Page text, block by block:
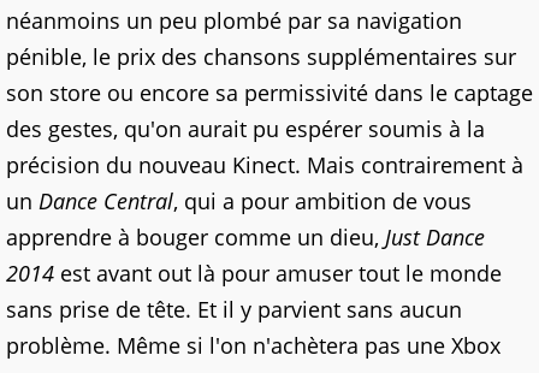
néanmoins un peu plombé par sa navigation
pénible, le prix des chansons supplémentaires sur
son store ou encore sa permissivité dans le captage
des gestes, qu'on aurait pu espérer soumis à la
précision du nouveau Kinect. Mais contrairement à
un Dance Central, qui a pour ambition de vous
apprendre à bouger comme un dieu, Just Dance
2014 est avant out là pour amuser tout le monde
sans prise de tête. Et il y parvient sans aucun
problème. Même si l'on n'achètera pas une Xbox